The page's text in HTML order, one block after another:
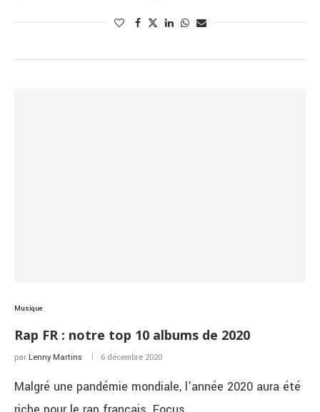
Musique
Rap FR : notre top 10 albums de 2020
par Lenny Martins 6 décembre 2020
Malgré une pandémie mondiale, l’année 2020 aura été